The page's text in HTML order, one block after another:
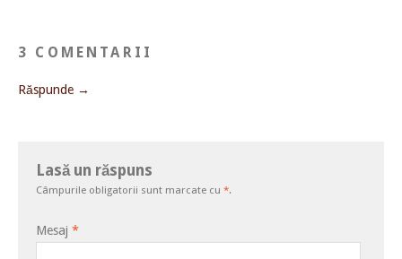
3 COMENTARII
Răspunde →
Lasă un răspuns
Câmpurile obligatorii sunt marcate cu *.
Mesaj *